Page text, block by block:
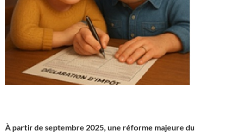
À partir de septembre 2025, une réforme majeure du